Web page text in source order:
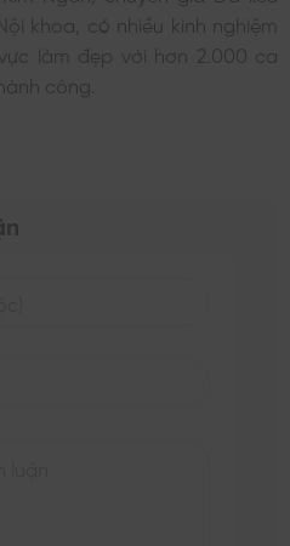
khoa, có nhiều kinh nghiệm
làm đẹp với hơn 2.000 ca
công.